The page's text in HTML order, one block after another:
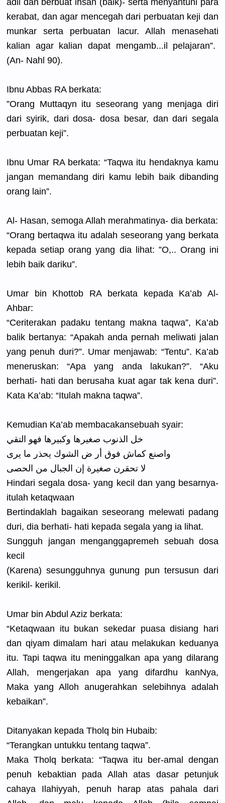
kerabat, dan agar mencegah dari perbuatan keji dan
munkar serta perbuatan lacur. Allah menasehati
kalian agar kalian dapat mengamb...il pelajaran”.
(An- Nahl 90).
Ibnu Abbas RA berkata:
”Orang Muttaqyn itu seseorang yang menjaga diri
dari syirik, dari dosa- dosa besar, dan dari segala
perbuatan keji”.
Ibnu Umar RA berkata: “Taqwa itu hendaknya kamu
jangan memandang diri kamu lebih baik dibanding
orang lain”.
Al- Hasan, semoga Allah merahmatinya- dia berkata:
“Orang bertaqwa itu adalah seseorang yang berkata
kepada setiap orang yang dia lihat: ”O,.. Orang ini
lebih baik dariku”.
Umar bin Khottob RA berkata kepada Ka’ab Al-
Ahbar:
“Ceriterakan padaku tentang makna taqwa”, Ka’ab
balik bertanya: “Apakah anda pernah meliwati jalan
yang penuh duri?”. Umar menjawab: “Tentu”. Ka’ab
meneruskan: “Apa yang anda lakukan?”. “Aku
berhati- hati dan berusaha kuat agar tak kena duri”.
Kata Ka’ab: “Itulah makna taqwa”.
Kemudian Ka’ab membacakansebuah syair:
خل الذنوب صغيرها وكبيرها فهو التقي
واصنع كماش فوق أر ض الشوك يحذر ما يرى
لا تحقرن صغيرة إن الجبال من الحصى
Hindari segala dosa- yang kecil dan yang besarnya-
itulah ketaqwaan
Bertindaklah bagaikan seseorang melewati padang
duri, dia berhati- hati kepada segala yang ia lihat.
Sungguh jangan menganggapremeh sebuah dosa
kecil
(Karena) sesungguhnya gunung pun tersusun dari
kerikil- kerikil.
Umar bin Abdul Aziz berkata:
“Ketaqwaan itu bukan sekedar puasa disiang hari
dan qiyam dimalam hari atau melakukan keduanya
itu. Tapi taqwa itu meninggalkan apa yang dilarang
Allah, mengerjakan apa yang difardhu kanNya,
Maka yang Alloh anugerahkan selebihnya adalah
kebaikan”.
Ditanyakan kepada Tholq bin Hubaib:
“Terangkan untukku tentang taqwa”.
Maka Tholq berkata: “Taqwa itu ber-amal dengan
penuh kebaktian pada Allah atas dasar petunjuk
cahaya Ilahiyyah, penuh harap atas pahala dari